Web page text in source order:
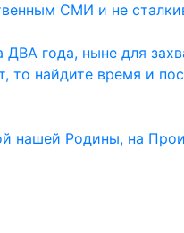
СМИ и не
года, ныне для
найдите время и
нашей Родины, на